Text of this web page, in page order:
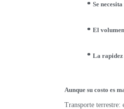
Se
El
La rapidez
Aunque su costo es
Transporte terrestre: